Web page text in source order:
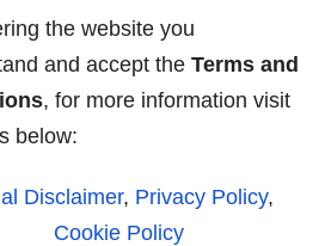
the website you
and accept the Terms and
, for more information visit
below:
Disclaimer, Privacy Policy,
Cookie Policy